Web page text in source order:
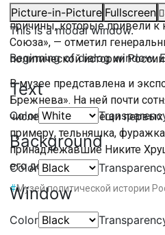
Picture-in-Picture Fullscreen
This is a modal window.
Beginning of dialog window.
Text
Color
Background
Color
Window
Color
смысле, но в то же время,
причины, которые привели
Союза», — отметил
политической истории
В музее представлена и
Брежнева». На ней почти
числе и личные вещи первых
примеру, тельняшка,
принадлежавшие Никите
его дочь.
#Музей политической истории